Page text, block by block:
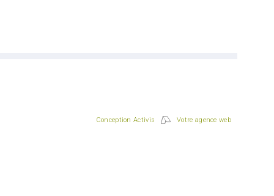
Conception Activis Votre agence web